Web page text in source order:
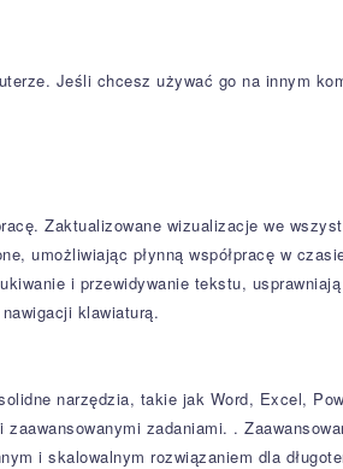
Jeśli chcesz używać go na innym
Zaktualizowane wizualizacje we
umożliwiając płynną współpracę w
i przewidywanie tekstu,
klawiaturą.
narzędzia, takie jak Word, Excel,
zadaniami. .
i skalowalnym rozwiązaniem dla